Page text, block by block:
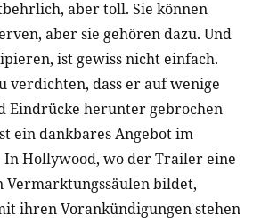
aber toll. Sie können
aber sie gehören dazu. Und
ist gewiss nicht einfach.
verdichten, dass er auf wenige
Eindrücke herunter gebrochen
ein dankbares Angebot im
In Hollywood, wo der Trailer eine
Vermarktungssäulen bildet,
ihren Vorankündigungen stehen